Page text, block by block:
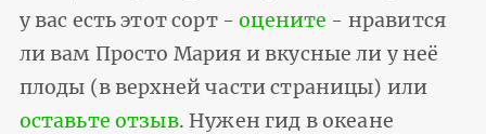
у вас есть этот сорт -оцените - нравится
ли вам Просто Мария и вкусные ли у неё
плоды (в верхней части страницы) или
оставьте отзыв. Нужен гид в океане